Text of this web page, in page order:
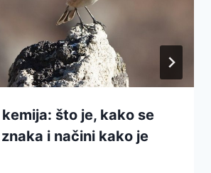
što je, kako se
i načini kako je